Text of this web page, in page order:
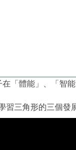
「體能」、「智
三角形的三個發